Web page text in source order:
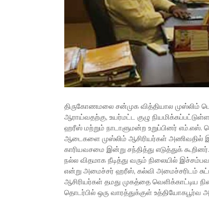
திருகோணமலை சன்முக வித்தியால முஸ்லிம்
ஆராய்வதற்கு, உயர்மட்ட குழு
ஹரீஸ் மற்றும் நாடாளுமன்ற உறுப்பினர்
ஆடைகளை முஸ்லிம் ஆசிரியர்கள் அணிவதில்
காரியவசமை இன்று சந்தித்து எடுத்துக்
நல்ல விதமாக நீடித்து வரும் நிலையில்
என்று அமைச்சர் ஹரீஸ், கல்வி அமைச்சரிடம்
ஆசிரியர்கள் தமது முகத்தை
தொடர்பில் ஒரு வாரத்துக்குள் உத்தியோகபூர்வ